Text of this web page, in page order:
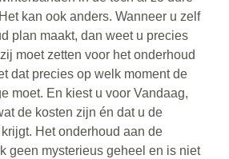
kan ook anders. Wanneer u zelf
plan maakt, dan weet u precies
moet zetten voor het onderhoud
dat precies op welk moment de
moet. En kiest u voor Vandaag,
de kosten zijn én dat u de
Het onderhoud aan de
geen mysterieus geheel en is niet